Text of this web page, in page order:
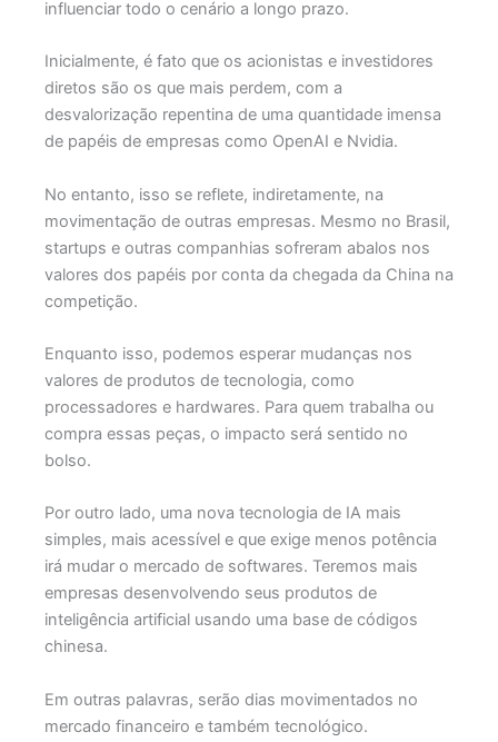
influenciar todo o cenário a longo prazo.
Inicialmente, é fato que os acionistas e investidores
diretos são os que mais perdem, com a
desvalorização repentina de uma quantidade imensa
de papéis de empresas como OpenAI e Nvidia.
No entanto, isso se reflete, indiretamente, na
movimentação de outras empresas. Mesmo no Brasil,
startups e outras companhias sofreram abalos nos
valores dos papéis por conta da chegada da China na
competição.
Enquanto isso, podemos esperar mudanças nos
valores de produtos de tecnologia, como
processadores e hardwares. Para quem trabalha ou
compra essas peças, o impacto será sentido no
bolso.
Por outro lado, uma nova tecnologia de IA mais
simples, mais acessível e que exige menos potência
irá mudar o mercado de softwares. Teremos mais
empresas desenvolvendo seus produtos de
inteligência artificial usando uma base de códigos
chinesa.
Em outras palavras, serão dias movimentados no
mercado financeiro e também tecnológico.